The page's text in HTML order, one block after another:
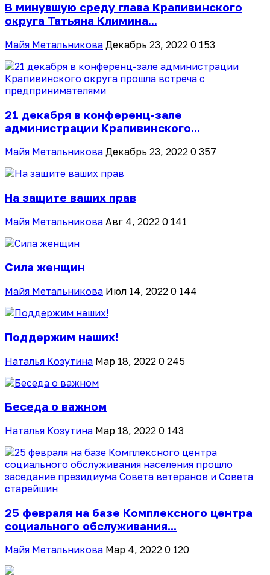
В минувшую среду глава Крапивинского
округа Татьяна Климина...
Майя Метальникова Декабрь 23, 2022 0 153
21 декабря в конференц-зале
администрации Крапивинского...
Майя Метальникова Декабрь 23, 2022 0 357
На защите ваших прав
Майя Метальникова Авг 4, 2022 0 141
Сила женщин
Майя Метальникова Июл 14, 2022 0 144
Поддержим наших!
Наталья Козутина Мар 18, 2022 0 245
Беседа о важном
Наталья Козутина Мар 18, 2022 0 143
25 февраля на базе Комплексного центра
социального обслуживания...
Майя Метальникова Мар 4, 2022 0 120